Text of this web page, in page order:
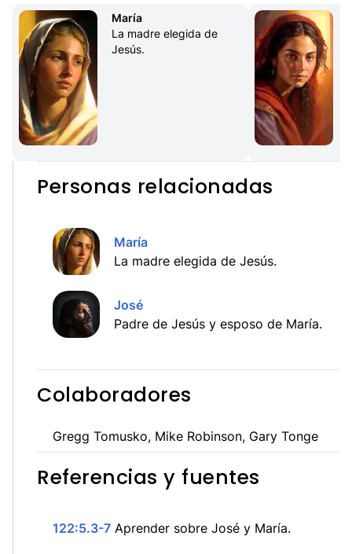
María
La madre elegida de
Jesús.
Personas relacionadas
María
La madre elegida de Jesús.
José
Padre de Jesús y esposo de María.
Colaboradores
Gregg Tomusko, Mike Robinson, Gary Tonge
Referencias y fuentes
122:5.3-7 Aprender sobre José y María.